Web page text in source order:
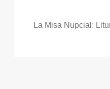
La Misa Nupcial: